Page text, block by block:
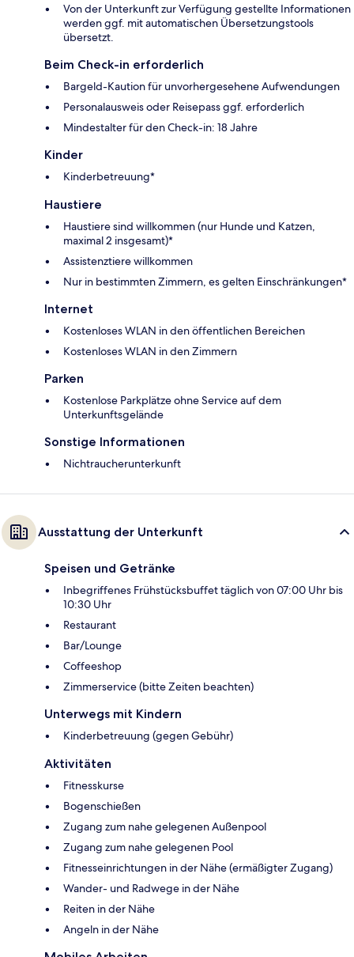
Von der Unterkunft zur Verfügung gestellte Informationen
werden ggf. mit automatischen Übersetzungstools
übersetzt.
Beim Check-in erforderlich
Bargeld-Kaution für unvorhergesehene Aufwendungen
Personalausweis oder Reisepass ggf. erforderlich
Mindestalter für den Check-in: 18 Jahre
Kinder
Kinderbetreuung*
Haustiere
Haustiere sind willkommen (nur Hunde und Katzen,
maximal 2 insgesamt)*
Assistenztiere willkommen
Nur in bestimmten Zimmern, es gelten Einschränkungen*
Internet
Kostenloses WLAN in den öffentlichen Bereichen
Kostenloses WLAN in den Zimmern
Parken
Kostenlose Parkplätze ohne Service auf dem
Unterkunftsgelände
Sonstige Informationen
Nichtraucherunterkunft
Ausstattung der Unterkunft
Speisen und Getränke
Inbegriffenes Frühstücksbuffet täglich von 07:00 Uhr bis
10:30 Uhr
Restaurant
Bar/Lounge
Coffeeshop
Zimmerservice (bitte Zeiten beachten)
Unterwegs mit Kindern
Kinderbetreuung (gegen Gebühr)
Aktivitäten
Fitnesskurse
Bogenschießen
Zugang zum nahe gelegenen Außenpool
Zugang zum nahe gelegenen Pool
Fitnesseinrichtungen in der Nähe (ermäßigter Zugang)
Wander- und Radwege in der Nähe
Reiten in der Nähe
Angeln in der Nähe